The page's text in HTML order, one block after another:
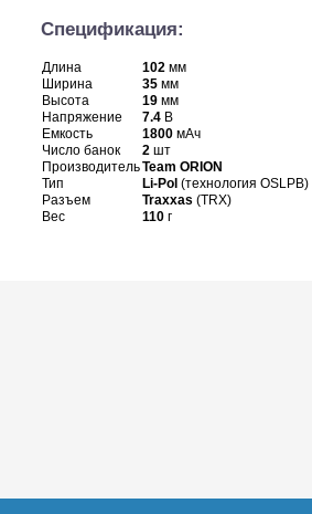
Спецификация:
Длина 102 мм
Ширина
35 мм
Высота
19 мм
Напряжение
7.4 В
Емкость
1800 мАч
Число банок
2 шт
ПроизводительTeam ORION
Тип
Li-Pol (технология OSLPB)
Разъем
Traxxas (TRX)
Вес
110 г